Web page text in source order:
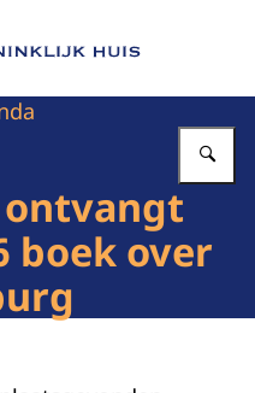
van Het Koninklijk Huis
boek over